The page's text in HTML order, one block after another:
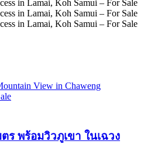
ร พร้อมวิวภูเขา ในเฉวง